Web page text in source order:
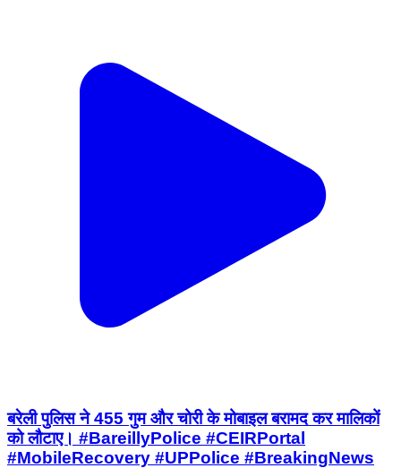
बरेली पुलिस ने 455 गुम और चोरी के मोबाइल बरामद कर मालिकों
को लौटाए। #BareillyPolice #CEIRPortal
#MobileRecovery #UPPolice #BreakingNews